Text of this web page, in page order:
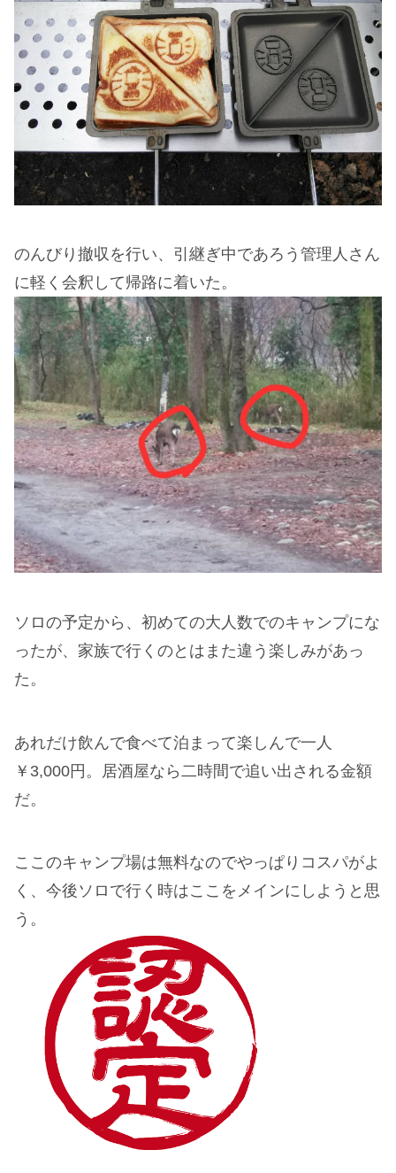
のんびり撤収を行い、引継ぎ中であろう管理人さん
に軽く会釈して帰路に着いた。
ソロの予定から、初めての大人数でのキャンプにな
ったが、家族で行くのとはまた違う楽しみがあっ
た。
あれだけ飲んで食べて泊まって楽しんで一人
￥3,000円。居酒屋なら二時間で追い出される金額
だ。
ここのキャンプ場は無料なのでやっぱりコスパがよ
く、今後ソロで行く時はここをメインにしようと思
う。